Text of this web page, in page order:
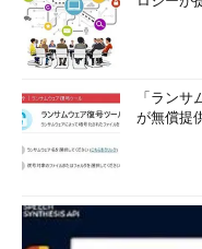
「ラン
が無償提